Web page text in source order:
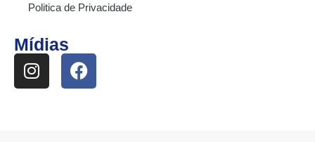
Politica de Privacidade
Mídias